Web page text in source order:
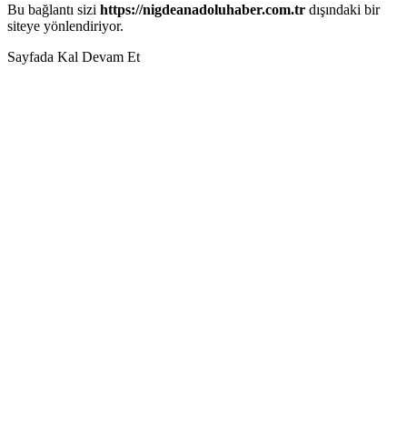
Bu bağlantı sizi https://nigdeanadoluhaber.com.tr dışındaki bir
siteye yönlendiriyor.
Sayfada Kal Devam Et